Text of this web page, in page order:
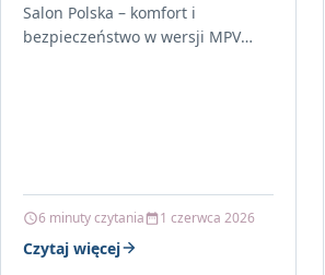
Salon Polska – komfort i
bezpieczeństwo w wersji MPV
6 minuty czytania 1 czerwca 2026
Czytaj więcej